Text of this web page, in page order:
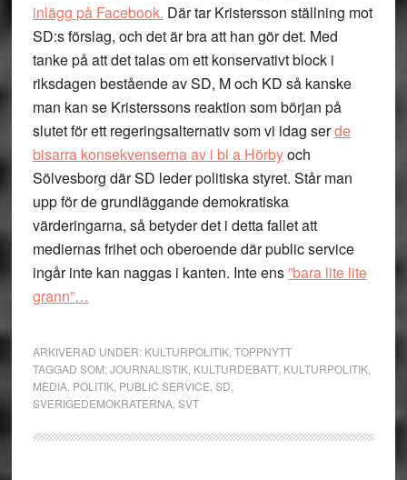
inlägg på Facebook. Där tar Kristersson ställning mot
SD:s förslag, och det är bra att han gör det. Med
tanke på att det talas om ett konservativt block i
riksdagen bestående av SD, M och KD så kanske
man kan se Kristerssons reaktion som början på
slutet för ett regeringsalternativ som vi idag serde
bisarra konsekvenserna av i bl a Hörbyoch
Sölvesborg där SD leder politiska styret. Står man
upp för de grundläggande demokratiska
värderingarna, så betyder det i detta fallet att
mediernas frihet och oberoende där public service
ingår inte kan naggas i kanten. Inte ens”bara lite lite
grann”…
ARKIVERAD UNDER: KULTURPOLITIK, TOPPNYTT
TAGGAD SOM:JOURNALISTIK, KULTURDEBATT, KULTURPOLITIK,
MEDIA, POLITIK, PUBLIC SERVICE SD
SVERIGEDEMOKRATERNA, SVT